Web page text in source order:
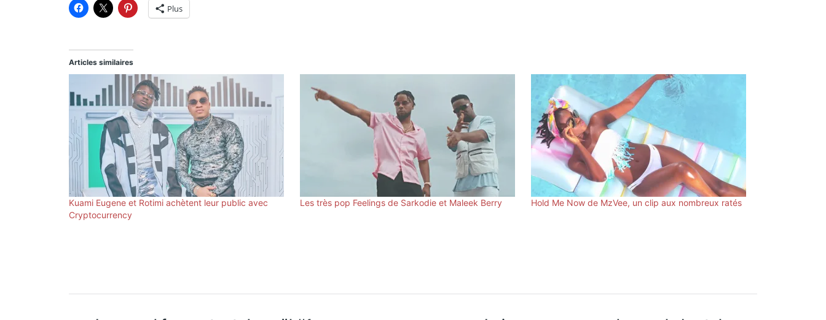
Plus
Articles similaires
Kuami Eugene et Rotimi achètent leur public avec
Cryptocurrency
Les très pop Feelings de Sarkodie et Maleek Berry Hold Me Now de MzVee, un clip aux nombreux ratés